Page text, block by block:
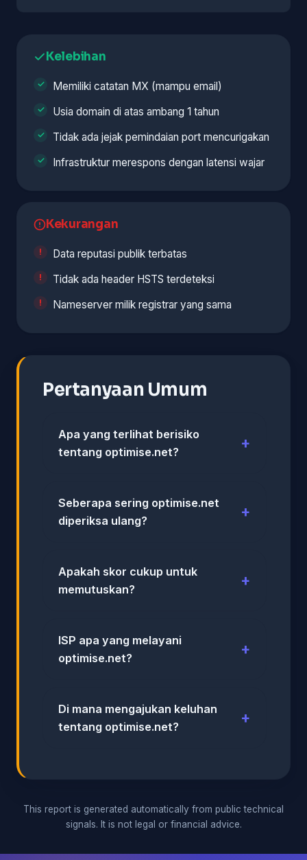
Kelebihan
Memiliki catatan MX (mampu email)
Usia domain di atas ambang 1 tahun
Tidak ada jejak pemindaian port mencurigakan
Infrastruktur merespons dengan latensi wajar
Kekurangan
Data reputasi publik terbatas
Tidak ada header HSTS terdeteksi
Nameserver milik registrar yang sama
Pertanyaan Umum
Apa yang terlihat berisiko
tentang optimise.net?
Seberapa sering optimise.net
diperiksa ulang?
Apakah skor cukup untuk
memutuskan?
ISP apa yang melayani
optimise.net?
Di mana mengajukan keluhan
tentang optimise.net?
This report is generated automatically from public technical
signals. It is not legal or financial advice.